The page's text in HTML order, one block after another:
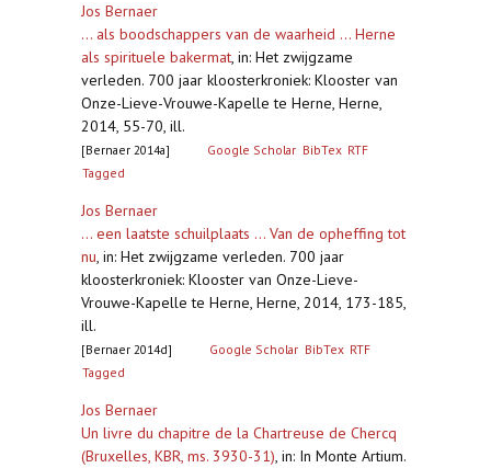
Jos Bernaer
... als boodschappers van de waarheid ... Herne
als spirituele bakermat, in: Het zwijgzame
verleden. 700 jaar kloosterkroniek: Klooster van
Onze-Lieve-Vrouwe-Kapelle te Herne, Herne,
2014, 55-70, ill.
[Bernaer 2014a] Google Scholar BibTex RTF
Tagged
Jos Bernaer
... een laatste schuilplaats ... Van de opheffing tot
nu, in: Het zwijgzame verleden. 700 jaar
kloosterkroniek: Klooster van Onze-Lieve-
Vrouwe-Kapelle te Herne, Herne, 2014, 173-185,
ill.
[Bernaer 2014d] Google Scholar BibTex RTF
Tagged
Jos Bernaer
Un livre du chapitre de la Chartreuse de Chercq
(Bruxelles, KBR, ms. 3930-31), in: In Monte Artium.